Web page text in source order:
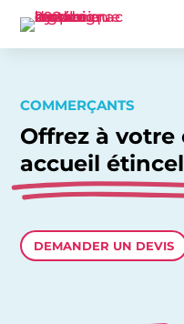
COMMERÇANTS
Offrez à
accueil
DEMANDER UN DEVIS